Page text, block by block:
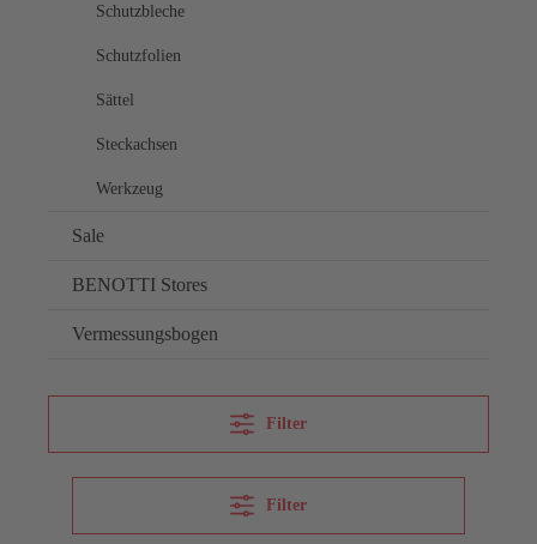
Schutzbleche
Schutzfolien
Sättel
Steckachsen
Werkzeug
Sale
BENOTTI Stores
Vermessungsbogen
Filter
Filter